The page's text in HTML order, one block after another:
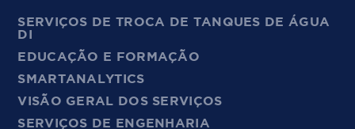
SERVIÇOS DE TROCA DE TANQUES DE ÁGUA
DI
EDUCAÇÃO E FORMAÇÃO
SMARTANALYTICS
VISÃO GERAL DOS SERVIÇOS
SERVIÇOS DE ENGENHARIA